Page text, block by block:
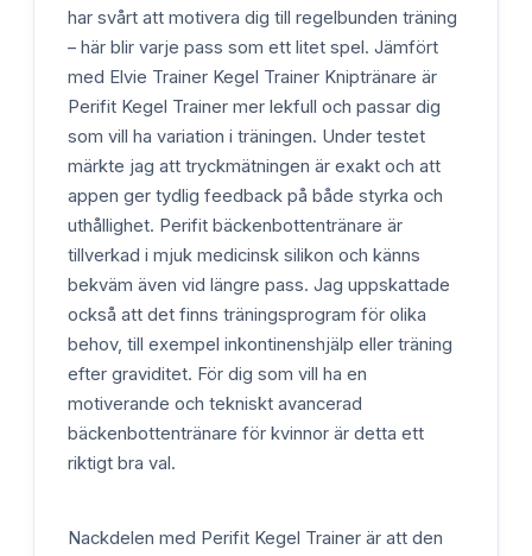
har svårt att motivera dig till regelbunden träning
– här blir varje pass som ett litet spel. Jämfört
med Elvie Trainer Kegel Trainer Kniptränare är
Perifit Kegel Trainer mer lekfull och passar dig
som vill ha variation i träningen. Under testet
märkte jag att tryckmätningen är exakt och att
appen ger tydlig feedback på både styrka och
uthållighet. Perifit bäckenbottentränare är
tillverkad i mjuk medicinsk silikon och känns
bekväm även vid längre pass. Jag uppskattade
också att det finns träningsprogram för olika
behov, till exempel inkontinenshjälp eller träning
efter graviditet. För dig som vill ha en
motiverande och tekniskt avancerad
bäckenbottentränare för kvinnor är detta ett
riktigt bra val.
Nackdelen med Perifit Kegel Trainer är att den